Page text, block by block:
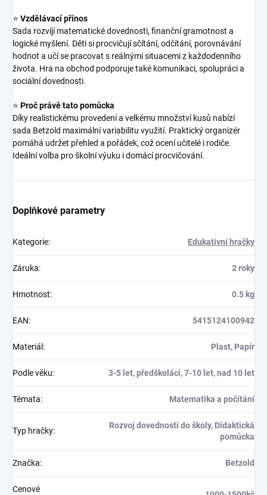
⭐ Vzdělávací přínos
Sada rozvíjí matematické dovednosti, finanční gramotnost a
logické myšlení. Děti si procvičují sčítání, odčítání, porovnávání
hodnot a učí se pracovat s reálnými situacemi z každodenního
života. Hra na obchod podporuje také komunikaci, spolupráci a
sociální dovednosti.
⭐ Proč právě tato pomůcka
Díky realistickému provedení a velkému množství kusů nabízí
sada Betzold maximální variabilitu využití. Praktický organizér
pomáhá udržet přehled a pořádek, což ocení učitelé i rodiče.
Ideální volba pro školní výuku i domácí procvičování.
Doplňkové parametry
Kategorie: Edukativní hračky
Záruka: 2 roky
Hmotnost: 0.5 kg
EAN: 5415124100942
Materiál : Plast, Papír
Podle věku: 3-5 let, předškoláci, 7-10 let, nad 10 let
Témata: Matematika a počítání
Typ hračky:
Rozvoj dovedností do školy, Didaktická
pomůcka
Značka: Betzold
Cenové